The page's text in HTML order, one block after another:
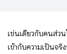
เช่นเดียวกับคนส่ว
เข้ากับความเป็นจ